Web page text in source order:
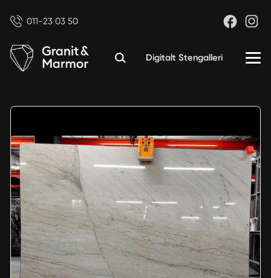
011-23 03 50
Digitalt Stengalleri